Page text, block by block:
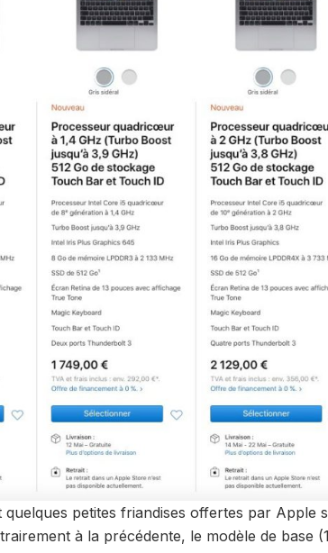
petites friandises offertes par Apple
à la précédente, le modèle de base